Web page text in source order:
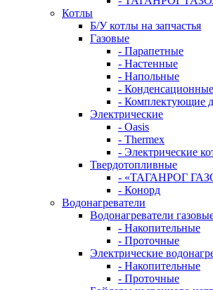
Котлы
Б/У котлы на запчастья
Газовые
- Парапетные
- Настенные
- Напольные
- Конденсационные
- Комплектующие
Электрические
- Oasis
- Thermex
- Электрические
Твердотопливные
- «ТАГАНРОГ
- Конорд
Водонагреватели
Водонагреватели
- Накопительные
- Проточные
Электрические
- Накопительные
- Проточные